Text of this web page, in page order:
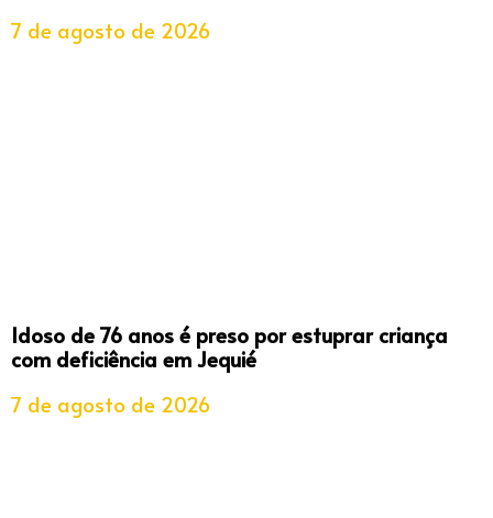
7 de agosto de 2026
Idoso de 76 anos é preso por estuprar criança
com deficiência em Jequié
7 de agosto de 2026